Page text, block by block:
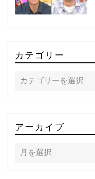
カテゴリー
アーカイブ